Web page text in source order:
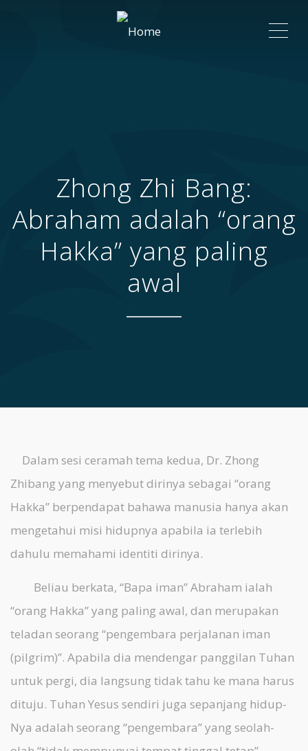
Zhong Zhi Bang:
Abraham adalah “orang
Hakka” yang paling
awal
Dalam sesi ceramah tema kedua, Dr. Zhong
Zhibang yang menyebut dirinya sebagai “orang
Hakka” berpendapat bahawa manusia hanya akan
mengetahui misi hidupnya apabila ia terlebih
dahulu memahami identiti dirinya.
Beliau berkata, “Bapa iman” Abraham ialah
“orang Hakka” yang paling awal, dan merupakan
teladan seorang “pengembara perjalanan iman
(pilgrim)”. Apabila dia mendengar panggilan Tuhan
untuk pergi, dia langsung tidak tahu ke mana harus
dituju. Tuhan Yesus sendiri juga sepanjang hidup-
Nya adalah seorang “pengembara” yang seolah-